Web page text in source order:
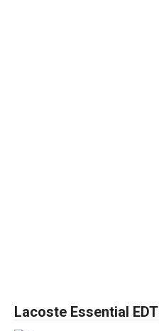
Lacoste Essential EDT